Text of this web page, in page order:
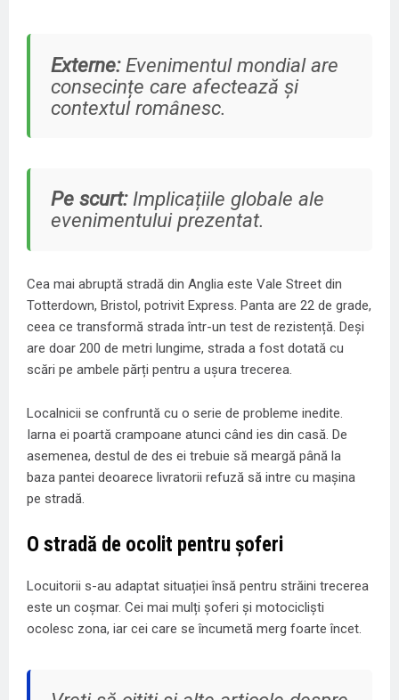
Externe:Evenimentul mondial are
consecințe care afectează și
contextul românesc.
Pe scurt:Implicațiile globale ale
evenimentului prezentat.
Cea mai abruptă stradă din Anglia este Vale Street din
Totterdown, Bristol, potrivit Express. Panta are 22 de grade,
ceea ce transformă strada într-un test de rezistență. Deși
are doar 200 de metri lungime, strada a fost dotată cu
scări pe ambele părți pentru a ușura trecerea.
Localnicii se confruntă cu o serie de probleme inedite.
Iarna ei poartă crampoane atunci când ies din casă. De
asemenea, destul de des ei trebuie să meargă până la
baza pantei deoarece livratorii refuză să intre cu mașina
pe stradă.
O stradă de ocolit pentru șoferi
Locuitorii s-au adaptat situației însă pentru străini trecerea
este un coșmar. Cei mai mulți șoferi și motocicliști
ocolesc zona, iar cei care se încumetă merg foarte încet.